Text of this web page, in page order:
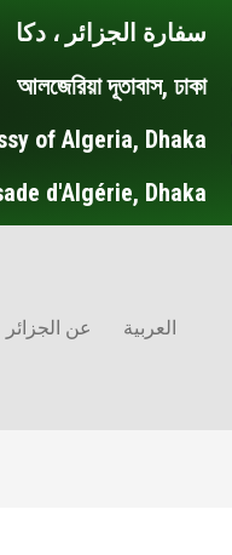
سفارة الجزائر ، دكا
আলজেরিয়া দূতাবাস, ঢাকা
of Algeria, Dhaka
d'Algérie, Dhaka
العربية عن الجزائر
navigation